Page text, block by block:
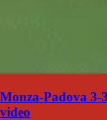
Monza-Padova
video